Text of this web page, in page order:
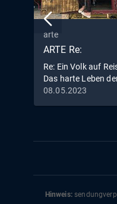
arte
ARTE Re:
Re: Ein Volk auf
Das harte Leben
Traveller
08.05.2023
Hinweis: